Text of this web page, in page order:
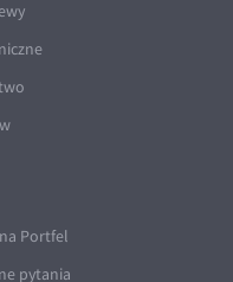
Portfel
pytania